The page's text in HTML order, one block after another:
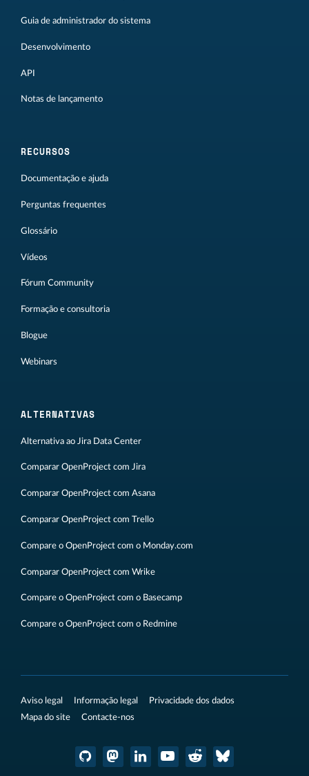
Guia de administrador do sistema
Desenvolvimento
API
Notas de lançamento
RECURSOS
Documentação e ajuda
Perguntas frequentes
Glossário
Vídeos
Fórum Community
Formação e consultoria
Blogue
Webinars
ALTERNATIVAS
Alternativa ao Jira Data Center
Comparar OpenProject com Jira
Comparar OpenProject com Asana
Comparar OpenProject com Trello
Compare o OpenProject com o Monday.com
Comparar OpenProject com Wrike
Compare o OpenProject com o Basecamp
Compare o OpenProject com o Redmine
Aviso legal Informação legal
Privacidade dos dados
Mapa do site
Contacte-nos